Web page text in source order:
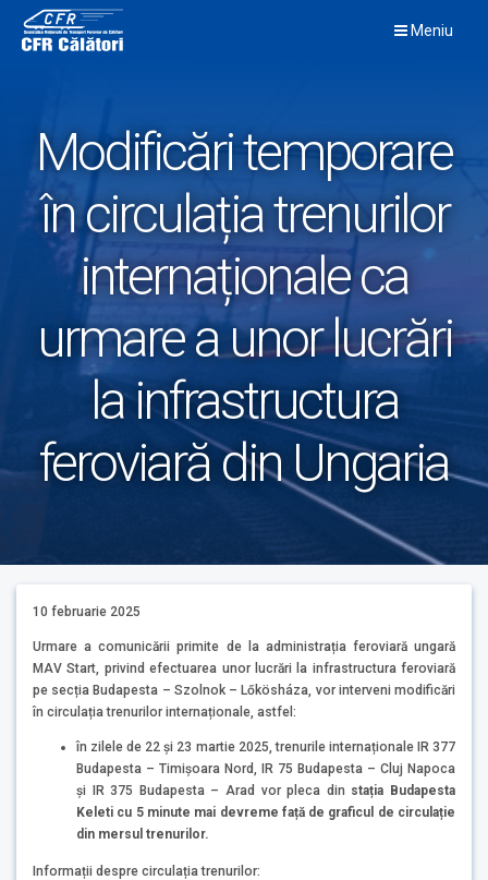
content
Meniu
Modificări temporare
în circulația trenurilor
internaționale ca
urmare a unor lucrări
la infrastructura
feroviară din Ungaria
10 februarie 2025
Urmare a comunicării primite de la administrația feroviară ungară
MAV Start, privind efectuarea unor lucrări la infrastructura feroviară
pe secția Budapesta – Szolnok – Lőkösháza, vor interveni modificări
în circulația trenurilor internaționale, astfel:
în zilele de 22 și 23 martie 2025, trenurile internaționale IR 377
Budapesta – Timișoara Nord, IR 75 Budapesta – Cluj Napoca
și IR 375 Budapesta – Arad vor pleca din stația Budapesta
Keleti cu 5 minute mai devreme față de graficul de circulație
din mersul trenurilor.
Informații despre circulația trenurilor: